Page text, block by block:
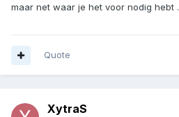
maar net waar je het voor nodig hebt .
Quote
XytraS